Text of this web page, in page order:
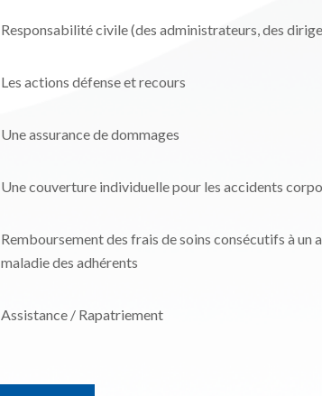
Responsabilité civile (des administrateurs, des
Les actions défense et recours
Une assurance de dommages
Une couverture individuelle pour les accidents
Remboursement des frais de soins consécutifs à un
maladie des adhérents
Assistance / Rapatriement